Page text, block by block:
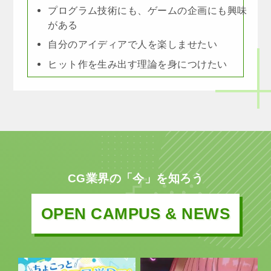
プログラム技術にも、ゲームの企画にも興味
がある
自分のアイディアで人を楽しませたい
ヒット作を生み出す理論を身につけたい
CG業界の「今」を知ろう
OPEN CAMPUS & NEWS